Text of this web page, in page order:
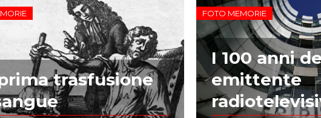
trasfusione
FOTO MEMORIE
I 100 anni
emittente